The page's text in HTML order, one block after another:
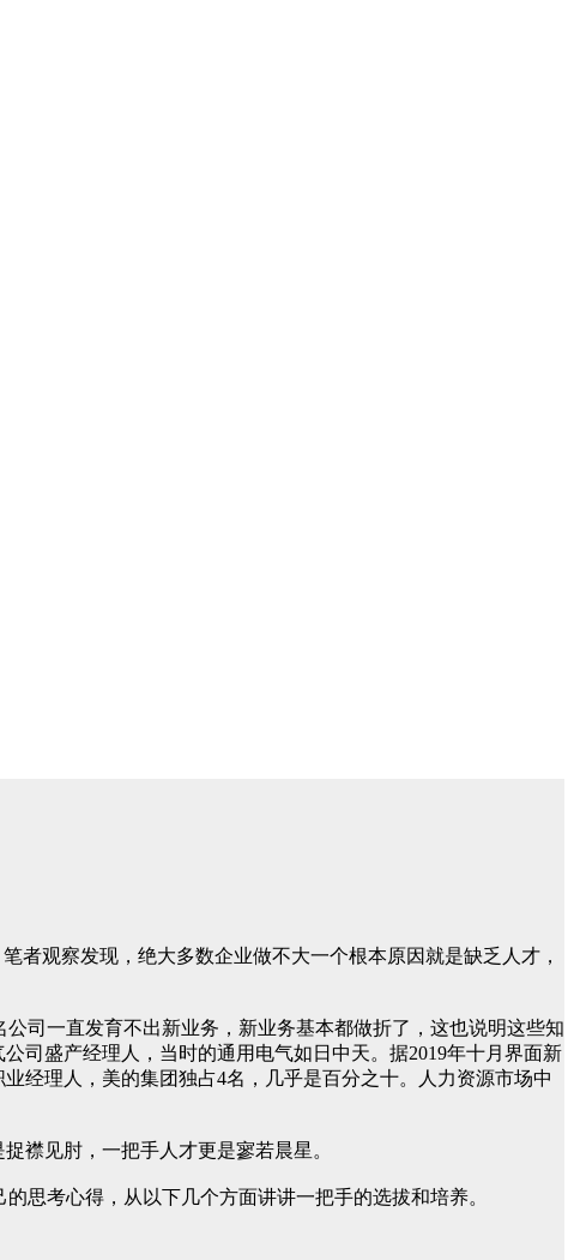
者观察发现，绝大多数企业做不大一个根本原因就是缺乏人才，
司一直发育不出新业务，新业务基本都做折了，这也说明这些知
司盛产经理人，当时的通用电气如日中天。据2019年十月界面新
经理人，美的集团独占4名，几乎是百分之十。人力资源市场中
襟见肘，一把手人才更是寥若晨星。
思考心得，从以下几个方面讲讲一把手的选拔和培养。